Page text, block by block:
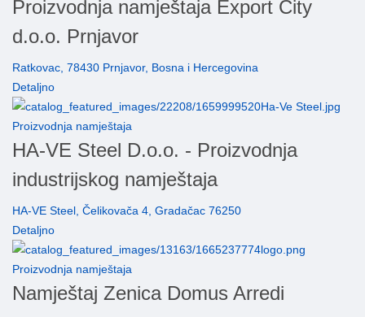
Proizvodnja namještaja Export City
d.o.o. Prnjavor
Ratkovac, 78430 Prnjavor, Bosna i Hercegovina
Detaljno
Proizvodnja namještaja
HA-VE Steel D.o.o. - Proizvodnja
industrijskog namještaja
HA-VE Steel, Čelikovača 4, Gradačac 76250
Detaljno
Proizvodnja namještaja
Namještaj Zenica Domus Arredi